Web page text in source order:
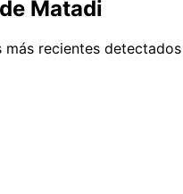
Matadi
recientes